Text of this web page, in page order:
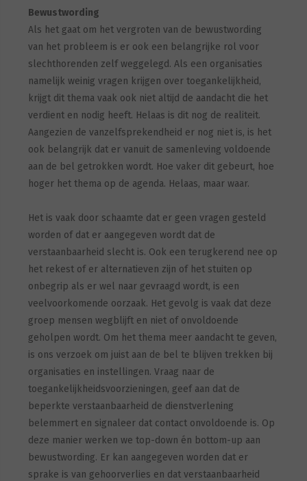
Bewustwording
Als het gaat om het vergroten van de bewustwording
van het probleem is er ook een belangrijke rol voor
slechthorenden zelf weggelegd. Als een organisaties
namelijk weinig vragen krijgen over toegankelijkheid,
krijgt dit thema vaak ook niet altijd de aandacht die het
verdient en nodig heeft. Helaas is dit nog de realiteit.
Aangezien de vanzelfsprekendheid er nog niet is, is het
ook belangrijk dat er vanuit de samenleving voldoende
aan de bel getrokken wordt. Hoe vaker dit gebeurt, hoe
hoger het thema op de agenda. Helaas, maar waar.
Het is vaak door schaamte dat er geen vragen gesteld
worden of dat er aangegeven wordt dat de
verstaanbaarheid slecht is. Ook een terugkerend nee op
het rekest of er alternatieven zijn of het stuiten op
onbegrip als er wel naar gevraagd wordt, is een
veelvoorkomende oorzaak. Het gevolg is vaak dat deze
groep mensen wegblijft en niet of onvoldoende
geholpen wordt. Om het thema meer aandacht te geven,
is ons verzoek om juist aan de bel te blijven trekken bij
organisaties en instellingen. Vraag naar de
toegankelijkheidsvoorzieningen, geef aan dat de
beperkte verstaanbaarheid de dienstverlening
belemmert en signaleer dat contact onvoldoende is. Op
deze manier werken we top-down én bottom-up aan
bewustwording. Er kan aangegeven worden dat er
sprake is van gehoorverlies en dat verstaanbaarheid